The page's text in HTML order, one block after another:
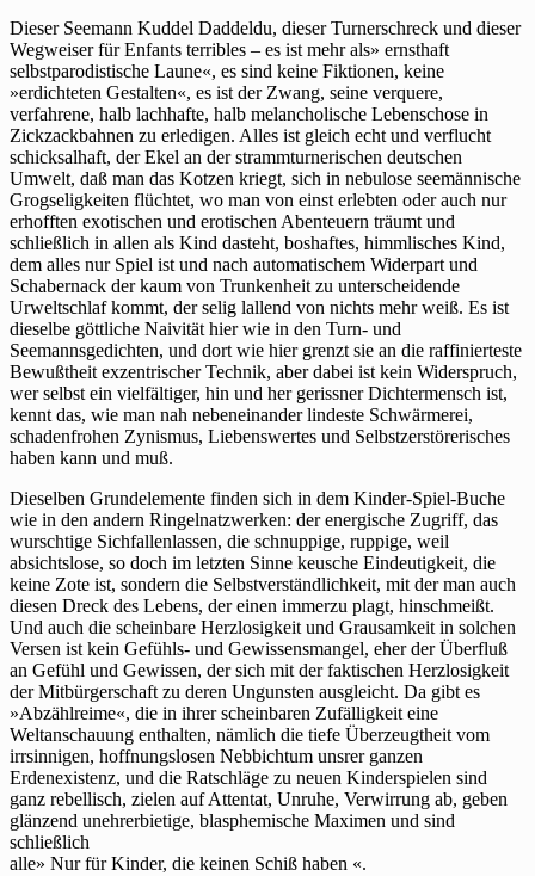
Dieser Seemann Kuddel Daddeldu, dieser Turnerschreck und dieser
Wegweiser für Enfants terribles – es ist mehr als» ernsthaft
selbstparodistische Laune«, es sind keine Fiktionen, keine
»erdichteten Gestalten«, es ist der Zwang, seine verquere,
verfahrene, halb lachhafte, halb melancholische Lebenschose in
Zickzackbahnen zu erledigen. Alles ist gleich echt und verflucht
schicksalhaft, der Ekel an der strammturnerischen deutschen
Umwelt, daß man das Kotzen kriegt, sich in nebulose seemännische
Grogseligkeiten flüchtet, wo man von einst erlebten oder auch nur
erhofften exotischen und erotischen Abenteuern träumt und
schließlich in allen als Kind dasteht, boshaftes, himmlisches Kind,
dem alles nur Spiel ist und nach automatischem Widerpart und
Schabernack der kaum von Trunkenheit zu unterscheidende
Urweltschlaf kommt, der selig lallend von nichts mehr weiß. Es ist
dieselbe göttliche Naivität hier wie in den Turn- und
Seemannsgedichten, und dort wie hier grenzt sie an die raffinierteste
Bewußtheit exzentrischer Technik, aber dabei ist kein Widerspruch,
wer selbst ein vielfältiger, hin und her gerissner Dichtermensch ist,
kennt das, wie man nah nebeneinander lindeste Schwärmerei,
schadenfrohen Zynismus, Liebenswertes und Selbstzerstörerisches
haben kann und muß.
Dieselben Grundelemente finden sich in dem Kinder-Spiel-Buche
wie in den andern Ringelnatzwerken: der energische Zugriff, das
wurschtige Sichfallenlassen, die schnuppige, ruppige, weil
absichtslose, so doch im letzten Sinne keusche Eindeutigkeit, die
keine Zote ist, sondern die Selbstverständlichkeit, mit der man auch
diesen Dreck des Lebens, der einen immerzu plagt, hinschmeißt.
Und auch die scheinbare Herzlosigkeit und Grausamkeit in solchen
Versen ist kein Gefühls- und Gewissensmangel, eher der Überfluß
an Gefühl und Gewissen, der sich mit der faktischen Herzlosigkeit
der Mitbürgerschaft zu deren Ungunsten ausgleicht. Da gibt es
»Abzählreime«, die in ihrer scheinbaren Zufälligkeit eine
Weltanschauung enthalten, nämlich die tiefe Überzeugtheit vom
irrsinnigen, hoffnungslosen Nebbichtum unsrer ganzen
Erdenexistenz, und die Ratschläge zu neuen Kinderspielen sind
ganz rebellisch, zielen auf Attentat, Unruhe, Verwirrung ab, geben
glänzend unehrerbietige, blasphemische Maximen und sind
schließlich
alle» Nur für Kinder, die keinen Schiß haben «.